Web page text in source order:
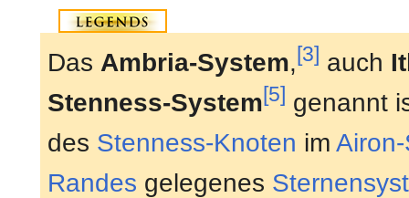
Das Ambria-System,[3] auch
Stenness-System[5] genannt
des Stenness-Knoten im
Randes gelegenes